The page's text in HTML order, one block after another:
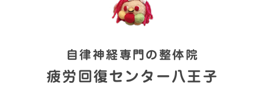
自律神経専門の整体院
疲労回復センター八王子